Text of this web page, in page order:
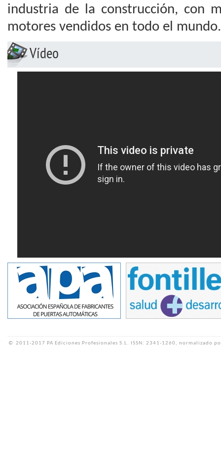
industria de la construcción, con
motores vendidos en todo el mundo.
Vídeo
© 2011-2017 PA Ediciones Profesionales S.L. ISSN: 2341-1260, normalizado